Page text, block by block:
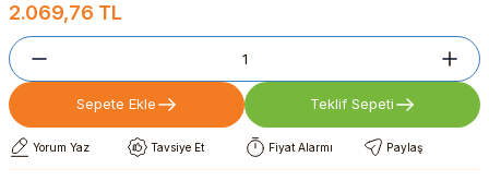
2.069,76 TL
Sepete Ekle Teklif Sepeti
Yorum Yaz Tavsiye Et Fiyat Alarmı Paylaş